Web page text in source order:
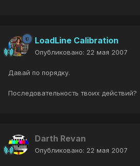
LoadLine Calibration
Опубликовано: 22 мая 2007
Давай по порядку.
Последовательность твоих действий?
Darth Revan
Опубликовано: 22 мая 2007